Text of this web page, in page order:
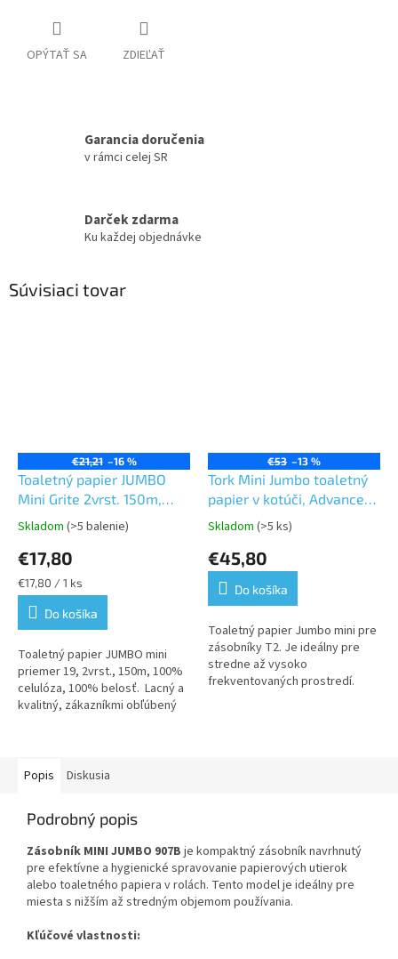
OPÝTAŤ SA ZDIEĽAŤ
Garancia doručenia
v rámci celej SR
Darček zdarma
Ku každej objednávke
Súvisiaci tovar
€21,21 –16 %
Toaletný papier JUMBO
Mini Grite 2vrst. 150m,
biely
Priemerné
produktu
je
5,0
5
hviezdičiek.
Skladom (>5 balenie)
€17,80
Jednotková
cena:
€17,80 / 1 ks
Do košíka
Toaletný papier JUMBO mini
priemer 19, 2vrst., 150m, 100%
celulóza, 100% belosť. Lacný a
kvalitný, zákazníkmi obľúbený
€53 –13 %
Tork Mini Jumbo toaletný
papier v kotúči, Advanced,
biely,2 vr.dĺžka 170m, 12 ks
v kartóne T2
Priemerné
produktu
5,0
5
hviezdičiek.
Skladom (>5 ks)
€45,80
Do košíka
Toaletný papier Jumbo mini pre
zásobníky T2. Je ideálny pre
stredne až vysoko
frekventovaných prostredí.
Popis Diskusia
Podrobný popis
Zásobník MINI JUMBO 907B je kompaktný zásobník navrhnutý
pre efektívne a hygienické spravovanie papierových utierok
alebo toaletného papiera v rolách. Tento model je ideálny pre
miesta s nižším až stredným objemom používania.
Kľúčové vlastnosti: